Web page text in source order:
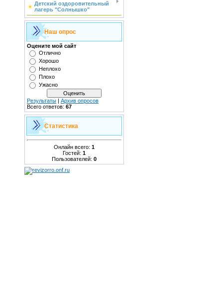
Детский оздоровительный
лагерь "Солнышко"
Наш опрос
Оцените мой сайт
Отлично
Хорошо
Неплохо
Плохо
Ужасно
Результаты | Архив опросов
Всего ответов: 67
Статистика
Онлайн всего: 1
Гостей: 1
Пользователей: 0